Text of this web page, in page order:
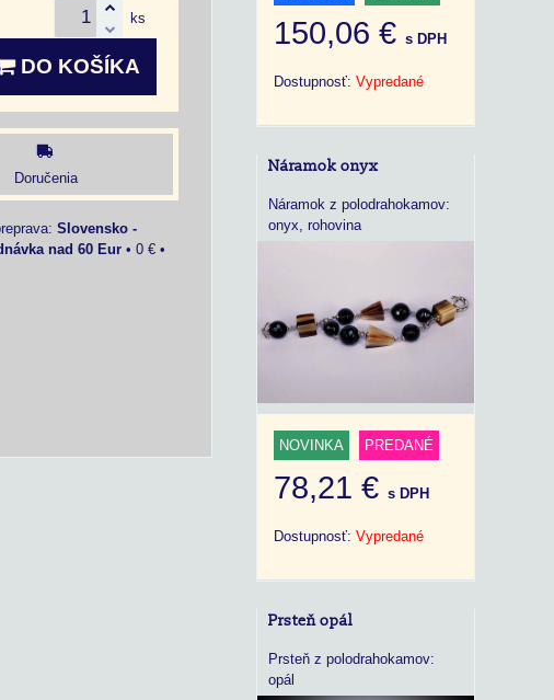
ks
DO KOŠÍKA
Doručenia
Slovensko -
nad 60 Eur • 0 € •
150,06 € s DPH
Dostupnosť: Vypredané
Náramok onyx
Náramok z polodrahokamov:
onyx, rohovina
NOVINKA PREDANÉ
78,21 € s DPH
Dostupnosť: Vypredané
Prsteň opál
Prsteň z polodrahokamov:
opál